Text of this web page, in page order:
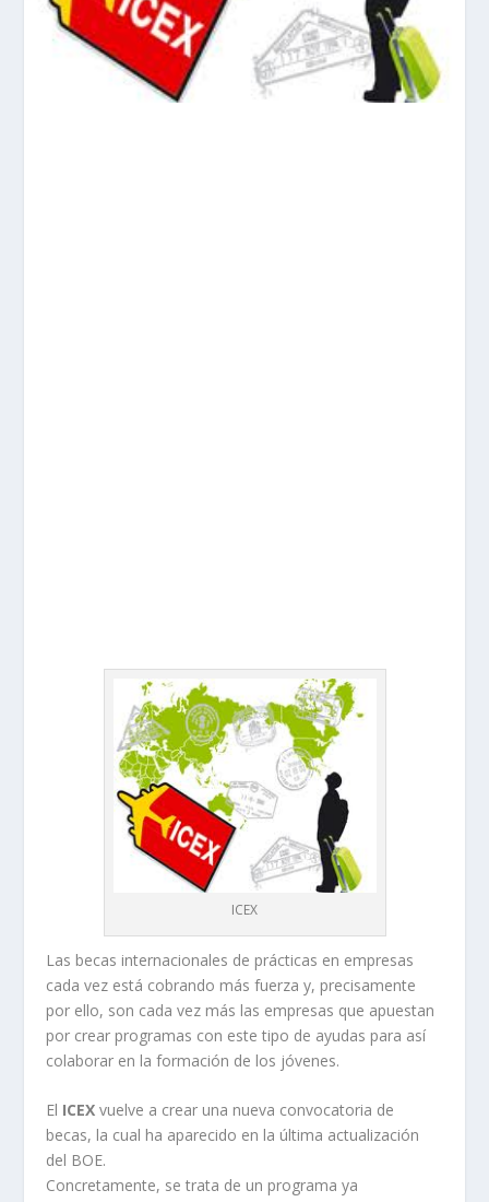
ICEX
Las becas internacionales de prácticas en empresas
cada vez está cobrando más fuerza y, precisamente
por ello, son cada vez más las empresas que apuestan
por crear programas con este tipo de ayudas para así
colaborar en la formación de los jóvenes.
El ICEX vuelve a crear una nueva convocatoria de
becas, la cual ha aparecido en la última actualización
del BOE.
Concretamente, se trata de un programa ya